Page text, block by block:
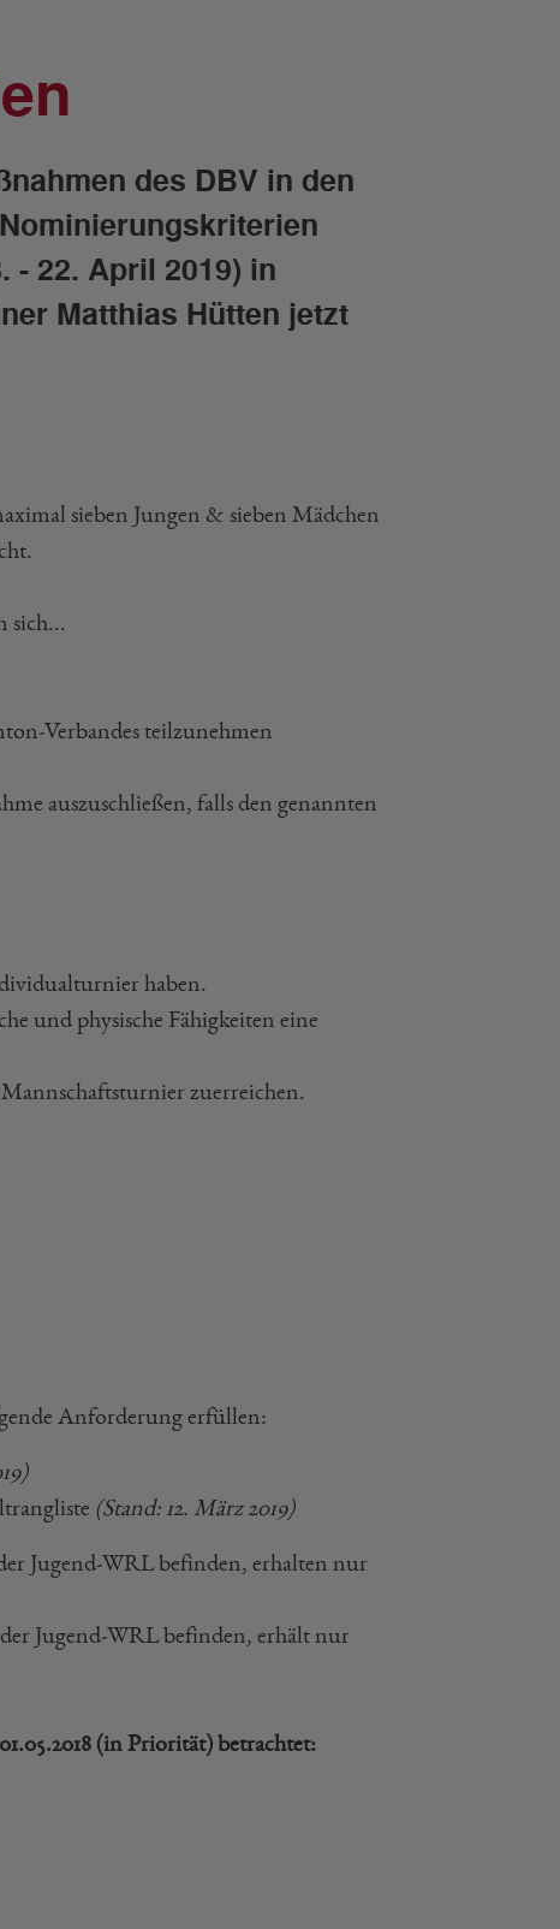
des DBV in den
- 22. April 2019) in
Matthias Hütten jetzt
sieben Jungen & sieben Mädchen
sich...
Verbandes teilzunehmen
auszuschließen, falls den genannten
haben.
und physische Fähigkeiten eine
zuerreichen.
Anforderung erfüllen:
(Stand: 12. März 2019)
Jugend-WRL befinden, erhalten nur
der Jugend-WRL befinden, erhält nur
(in Priorität) betrachtet: